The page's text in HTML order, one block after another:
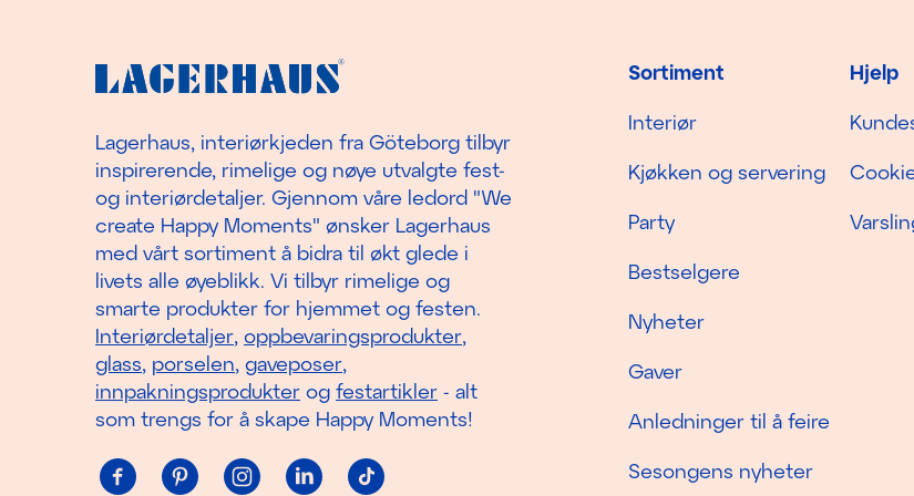
Sortiment
Interiør
Kjøkken og servering
Party
Bestselgere
Nyheter
Gaver
Anledninger til å feire
Sesongens nyheter
Hjelp
Lagerhaus, interiørkjeden fra Göteborg tilbyr
inspirerende, rimelige og nøye utvalgte fest-
og interiørdetaljer. Gjennom våre ledord "We
create Happy Moments" ønsker Lagerhaus
med vårt sortiment å bidra til økt glede i
livets alle øyeblikk. Vi tilbyr rimelige og
smarte produkter for hjemmet og festen.
Interiørdetaljer, oppbevaringsprodukter,
glass, porselen, gaveposer,
innpakningsprodukter og festartikler - alt
som trengs for å skape Happy Moments!